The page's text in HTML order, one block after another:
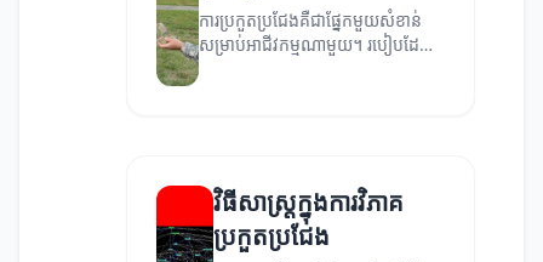
ការប្រកួតប្រជែងគឺជាផ្នែកមួយសំខាន់
សម្រាប់អាជីវកម្មណាមួយ។ របៀបដែល
វិធីសាស្ត្រក្នុងការវិភាគ
ប្រកួតប្រជែង